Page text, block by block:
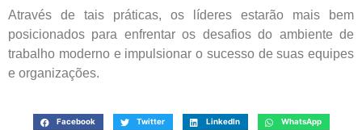
Através de tais práticas, os líderes estarão mais bem
posicionados para enfrentar os desafios do ambiente de
trabalho moderno e impulsionar o sucesso de suas equipes
e organizações.
Facebook Twitter LinkedIn WhatsApp